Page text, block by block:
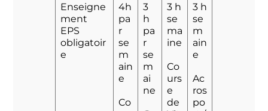
Enseigne
ment
EPS
obligatoir
e
4h
pa
r
se
m
ain
e
Co
3
h
pa
r
se
m
ai
ne
3 h
se
ma
ine
Co
urs
e
de
3 h
se
m
ain
e
Ac
ros
po